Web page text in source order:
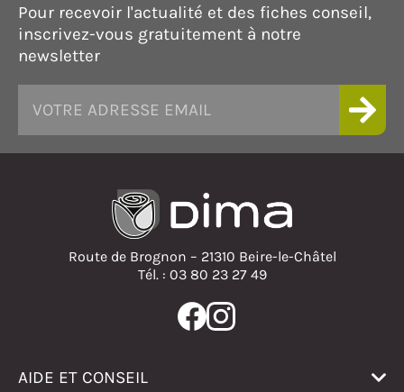
Pour recevoir l'actualité et des fiches conseil,
inscrivez-vous gratuitement à notre
newsletter
Route de Brognon – 21310 Beire-le-Châtel
Tél. : 03 80 23 27 49
AIDE ET CONSEIL